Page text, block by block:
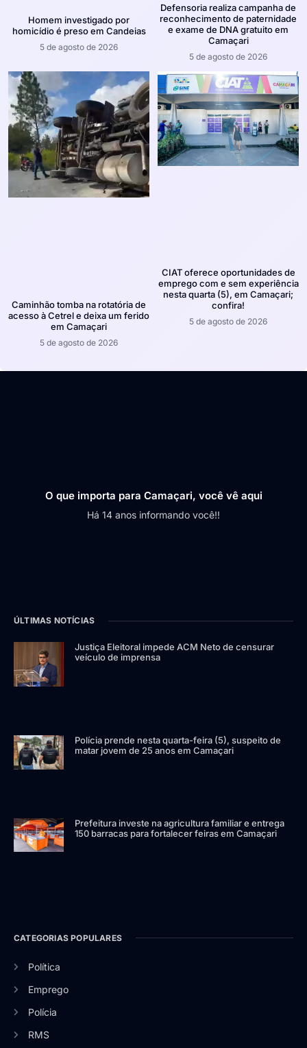
Homem investigado por
homicídio é preso em Candeias
5 de agosto de 2026
Defensoria realiza campanha de
reconhecimento de paternidade
e exame de DNA gratuito em
Camaçari
5 de agosto de 2026
Caminhão tomba na rotatória de
acesso à Cetrel e deixa um ferido
em Camaçari
5 de agosto de 2026
CIAT oferece oportunidades de
emprego com e sem experiência
nesta quarta (5), em Camaçari;
confira!
5 de agosto de 2026
O que importa para Camaçari, você vê aqui
Há 14 anos informando você!!
ÚLTIMAS NOTÍCIAS
Justiça Eleitoral impede ACM Neto de censurar
veículo de imprensa
Polícia prende nesta quarta-feira (5), suspeito de
matar jovem de 25 anos em Camaçari
Prefeitura investe na agricultura familiar e entrega
150 barracas para fortalecer feiras em Camaçari
CATEGORIAS POPULARES
Política
Emprego
Polícia
RMS